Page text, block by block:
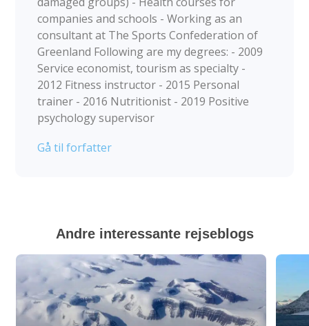
companies and schools - Working as an
consultant at The Sports Confederation of
Greenland Following are my degrees: - 2009
Service economist, tourism as specialty -
2012 Fitness instructor - 2015 Personal
trainer - 2016 Nutritionist - 2019 Positive
psychology supervisor
Gå til forfatter
Andre interessante rejseblogs